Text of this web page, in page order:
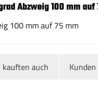
Abzweig 100 mm auf
100 mm auf 75 mm
kauften auch